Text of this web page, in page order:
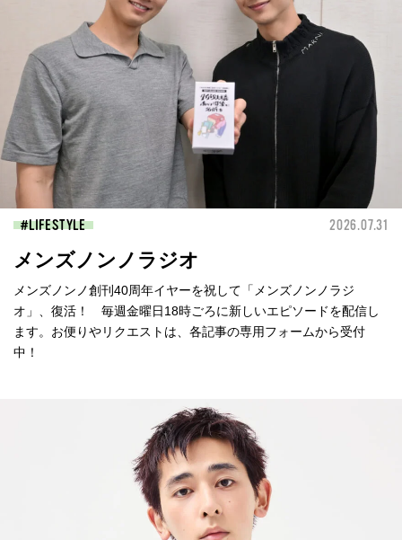
LIFESTYLE 2026.07.31
メンズノンノラジオ
メンズノンノ創刊40周年イヤーを祝して「メンズノンノラジ
オ」、復活！ 毎週金曜日18時ごろに新しいエピソードを配信し
ます。お便りやリクエストは、各記事の専用フォームから受付
中！